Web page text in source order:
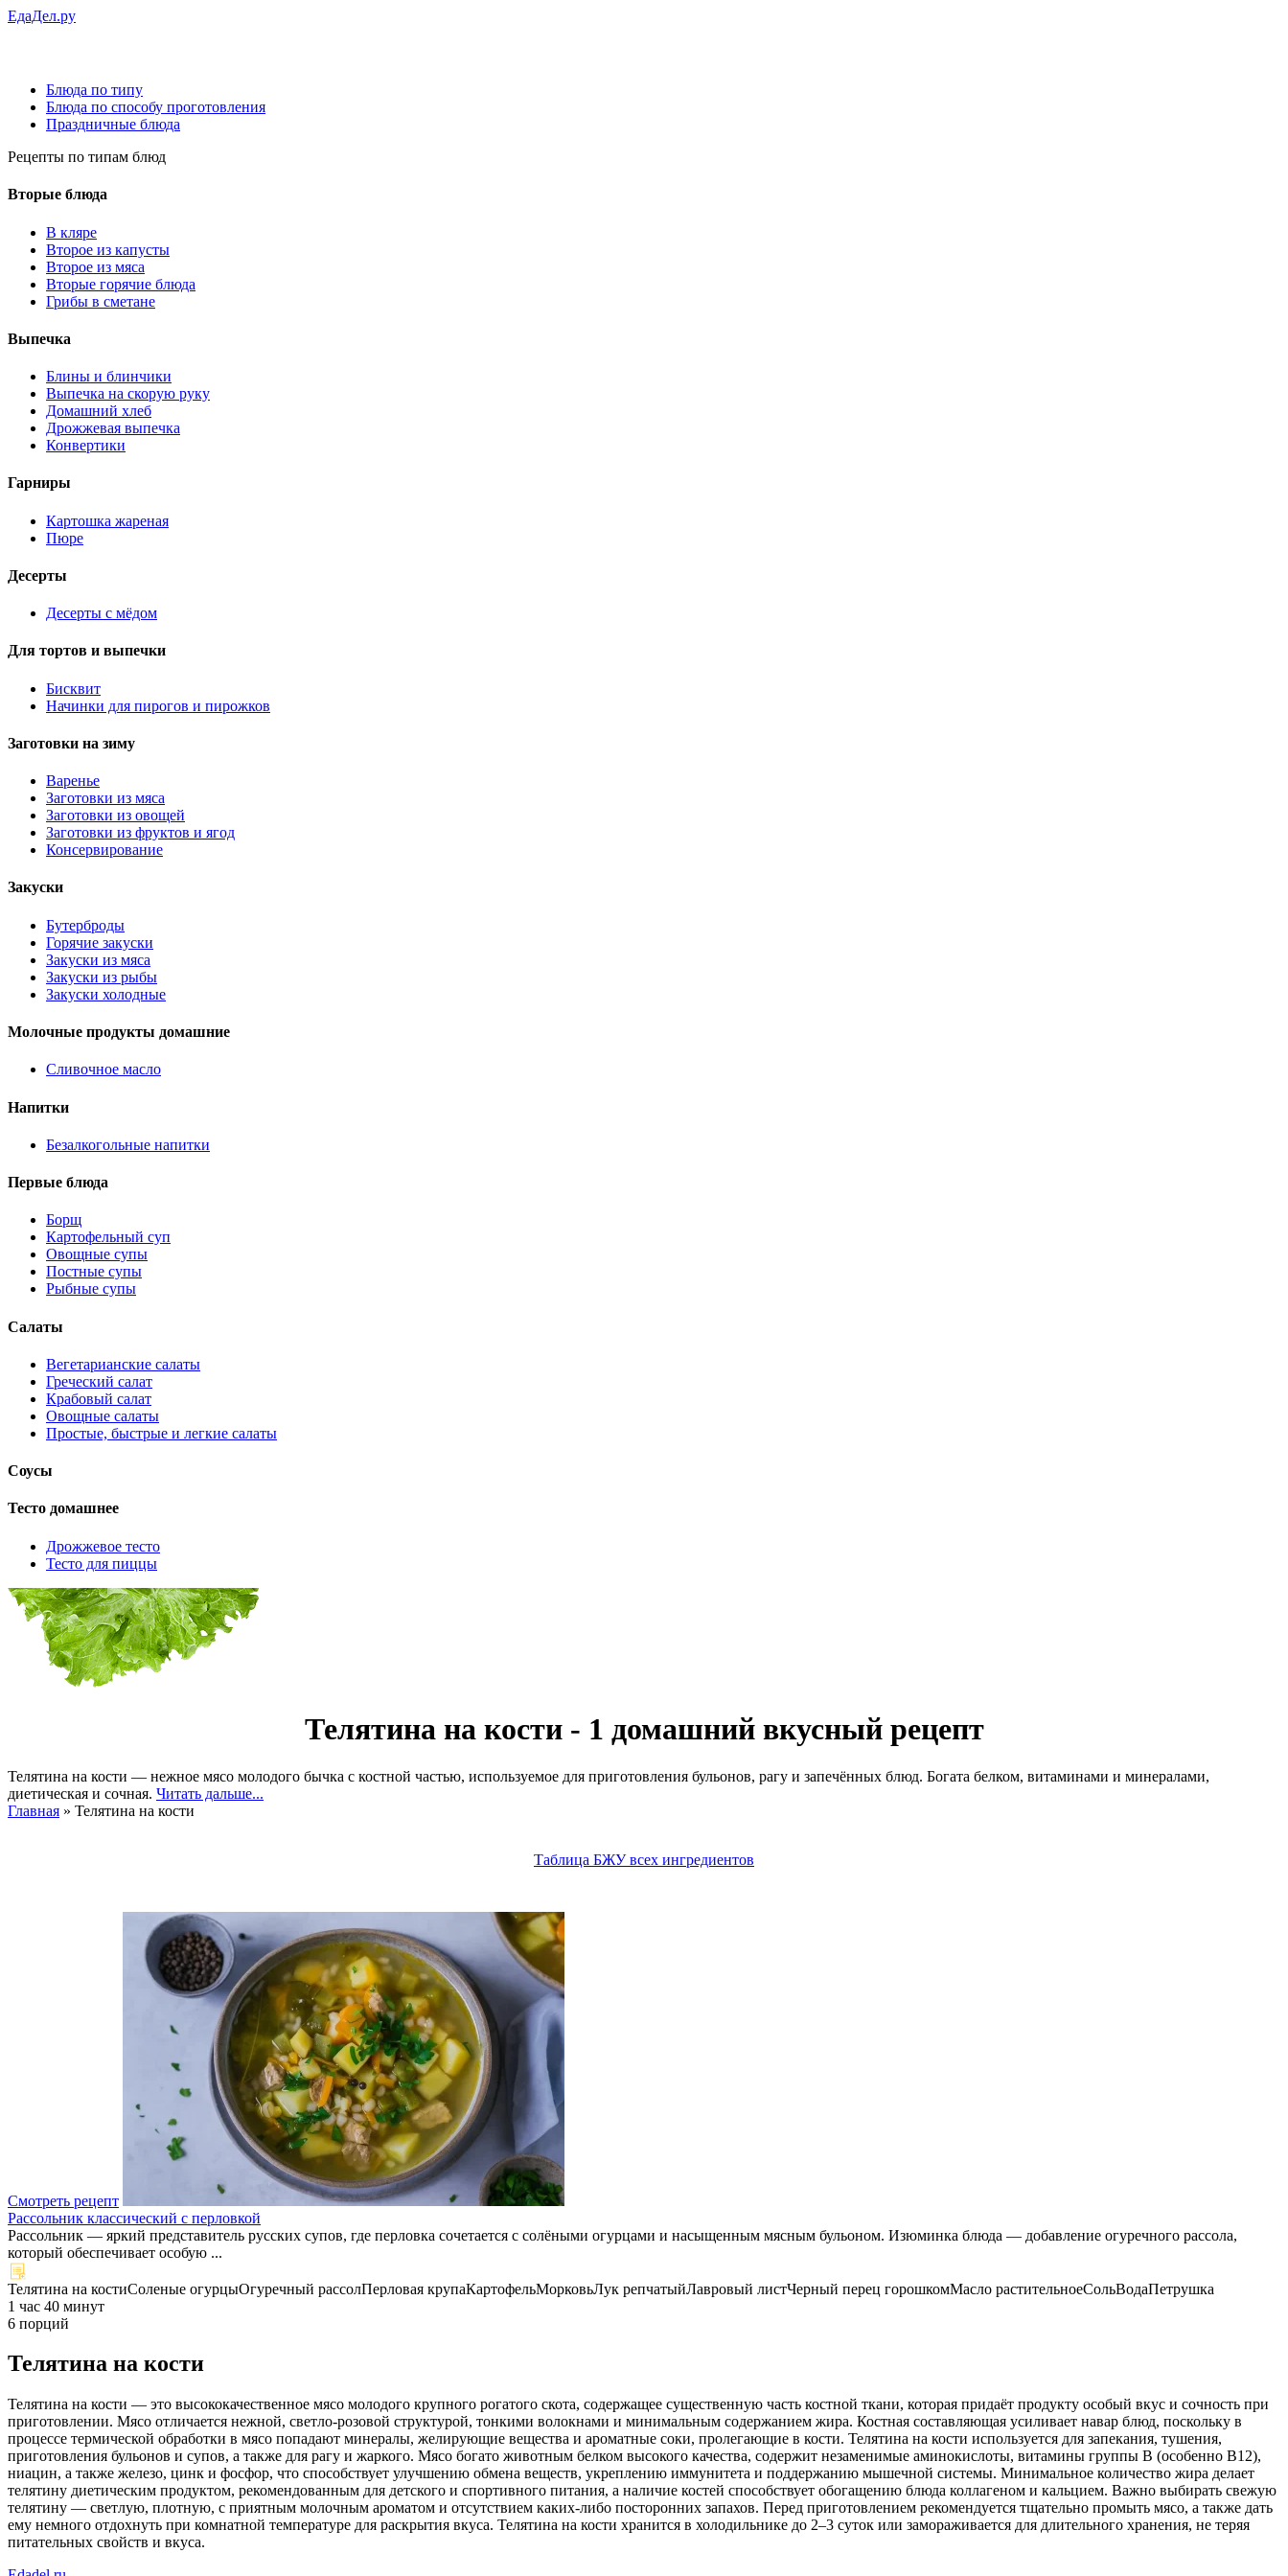
ЕдаДел.ру
Блюда по типу
Блюда по способу проготовления
Праздничные блюда
Рецепты по типам блюд
Вторые блюда
В кляре
Второе из капусты
Второе из мяса
Вторые горячие блюда
Грибы в сметане
Выпечка
Блины и блинчики
Выпечка на скорую руку
Домашний хлеб
Дрожжевая выпечка
Конвертики
Гарниры
Картошка жареная
Пюре
Десерты
Десерты с мёдом
Для тортов и выпечки
Бисквит
Начинки для пирогов и пирожков
Заготовки на зиму
Варенье
Заготовки из мяса
Заготовки из овощей
Заготовки из фруктов и ягод
Консервирование
Закуски
Бутерброды
Горячие закуски
Закуски из мяса
Закуски из рыбы
Закуски холодные
Молочные продукты домашние
Сливочное масло
Напитки
Безалкогольные напитки
Первые блюда
Борщ
Картофельный суп
Овощные супы
Постные супы
Рыбные супы
Салаты
Вегетарианские салаты
Греческий салат
Крабовый салат
Овощные салаты
Простые, быстрые и легкие салаты
Соусы
Тесто домашнее
Дрожжевое тесто
Тесто для пиццы
Телятина на кости - 1 домашний вкусный рецепт
Телятина на кости — нежное мясо молодого бычка с костной частью, используемое для приготовления бульонов, рагу и запечённых блюд. Богата белком, витаминами и минералами,
диетическая и сочная. Читать дальше...
Главная » Телятина на кости
Таблица БЖУ всех ингредиентов
Смотреть рецепт
Рассольник классический с перловкой
Рассольник — яркий представитель русских супов, где перловка сочетается с солёными огурцами и насыщенным мясным бульоном. Изюминка блюда — добавление огуречного рассола,
который обеспечивает особую ...
Телятина на костиСоленые огурцыОгуречный рассолПерловая крупаКартофельМорковьЛук репчатыйЛавровый листЧерный перец горошкомМасло растительноеСольВодаПетрушка
1 час 40 минут
6 порций
Телятина на кости
Телятина на кости — это высококачественное мясо молодого крупного рогатого скота, содержащее существенную часть костной ткани, которая придаёт продукту особый вкус и сочность при
приготовлении. Мясо отличается нежной, светло-розовой структурой, тонкими волокнами и минимальным содержанием жира. Костная составляющая усиливает навар блюд, поскольку в
процессе термической обработки в мясо попадают минералы, желирующие вещества и ароматные соки, пролегающие в кости. Телятина на кости используется для запекания, тушения,
приготовления бульонов и супов, а также для рагу и жаркого. Мясо богато животным белком высокого качества, содержит незаменимые аминокислоты, витамины группы B (особенно B12),
ниацин, а также железо, цинк и фосфор, что способствует улучшению обмена веществ, укреплению иммунитета и поддержанию мышечной системы. Минимальное количество жира делает
телятину диетическим продуктом, рекомендованным для детского и спортивного питания, а наличие костей способствует обогащению блюда коллагеном и кальцием. Важно выбирать свежую
телятину — светлую, плотную, с приятным молочным ароматом и отсутствием каких-либо посторонних запахов. Перед приготовлением рекомендуется тщательно промыть мясо, а также дать
ему немного отдохнуть при комнатной температуре для раскрытия вкуса. Телятина на кости хранится в холодильнике до 2–3 суток или замораживается для длительного хранения, не теряя
питательных свойств и вкуса.